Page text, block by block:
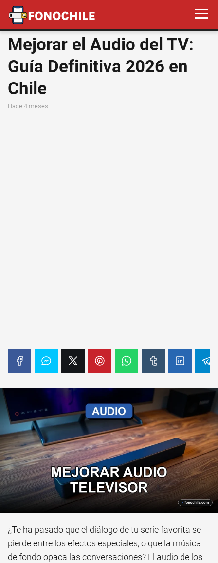
Mejorar el Audio del TV:
Guía Definitiva 2026 en
Chile
hace 4 meses
¿Te ha pasado que el diálogo de tu serie favorita se
pierde entre los efectos especiales, o que la música
de fondo opaca las conversaciones? El audio de los